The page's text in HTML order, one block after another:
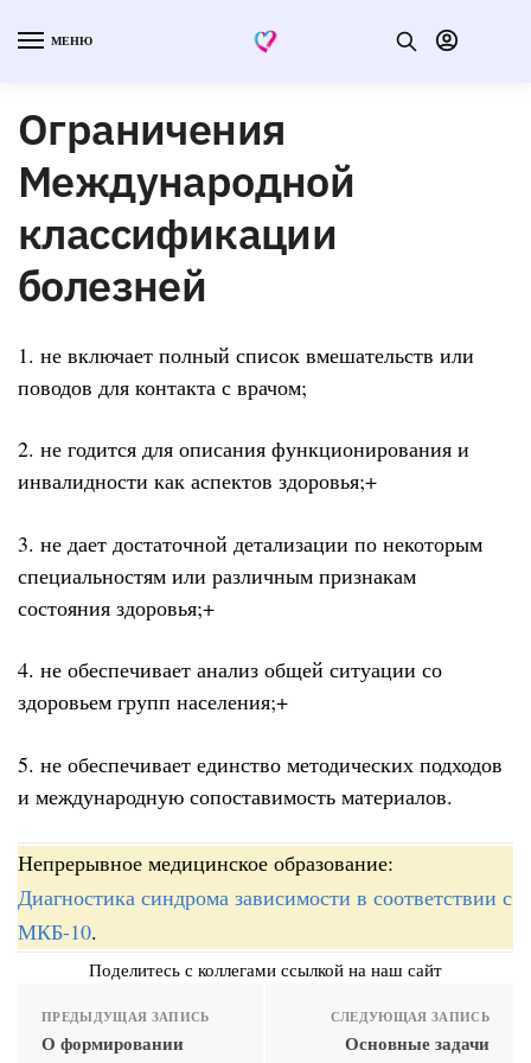
МЕНЮ
Ограничения
Международной
классификации
болезней
1. не включает полный список вмешательств или
поводов для контакта с врачом;
2. не годится для описания функционирования и
инвалидности как аспектов здоровья;+
3. не дает достаточной детализации по некоторым
специальностям или различным признакам
состояния здоровья;+
4. не обеспечивает анализ общей ситуации со
здоровьем групп населения;+
5. не обеспечивает единство методических подходов
и международную сопоставимость материалов.
Непрерывное медицинское образование:
Диагностика синдрома зависимости в соответствии с
МКБ-10.
Поделитесь с коллегами ссылкой на наш сайт
ПРЕДЫДУЩАЯ ЗАПИСЬ
О формировании
СЛЕДУЮЩАЯ ЗАПИСЬ
Основные задачи